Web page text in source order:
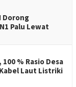
Dorong
Palu Lewat
% Rasio Desa
Laut Listriki